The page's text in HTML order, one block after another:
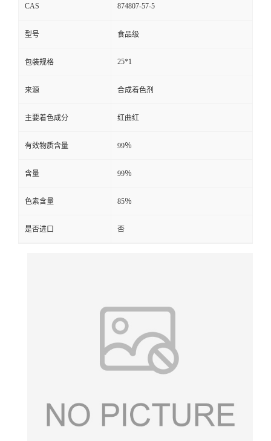
CAS 874807-57-5
型号 食品级
包装规格 25*1
来源 合成着色剂
主要着色成分 红曲红
有效物质含量 99％
含量 99％
色素含量 85％
是否进口 否